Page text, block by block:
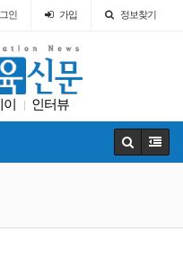
인 가입 정보찾기
이 인터뷰
사활동 학자금